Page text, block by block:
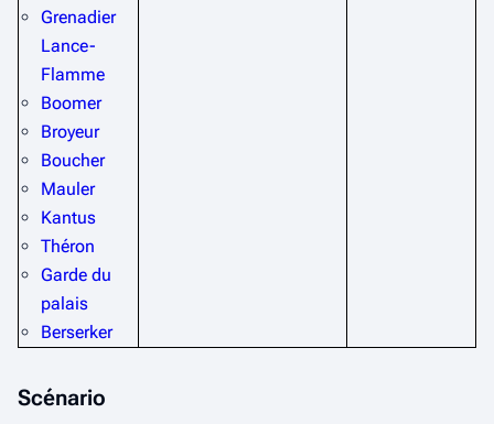
Grenadier
Lance-
Flamme
Boomer
Broyeur
Boucher
Mauler
Kantus
Théron
Garde du
palais
Berserker
Scénario